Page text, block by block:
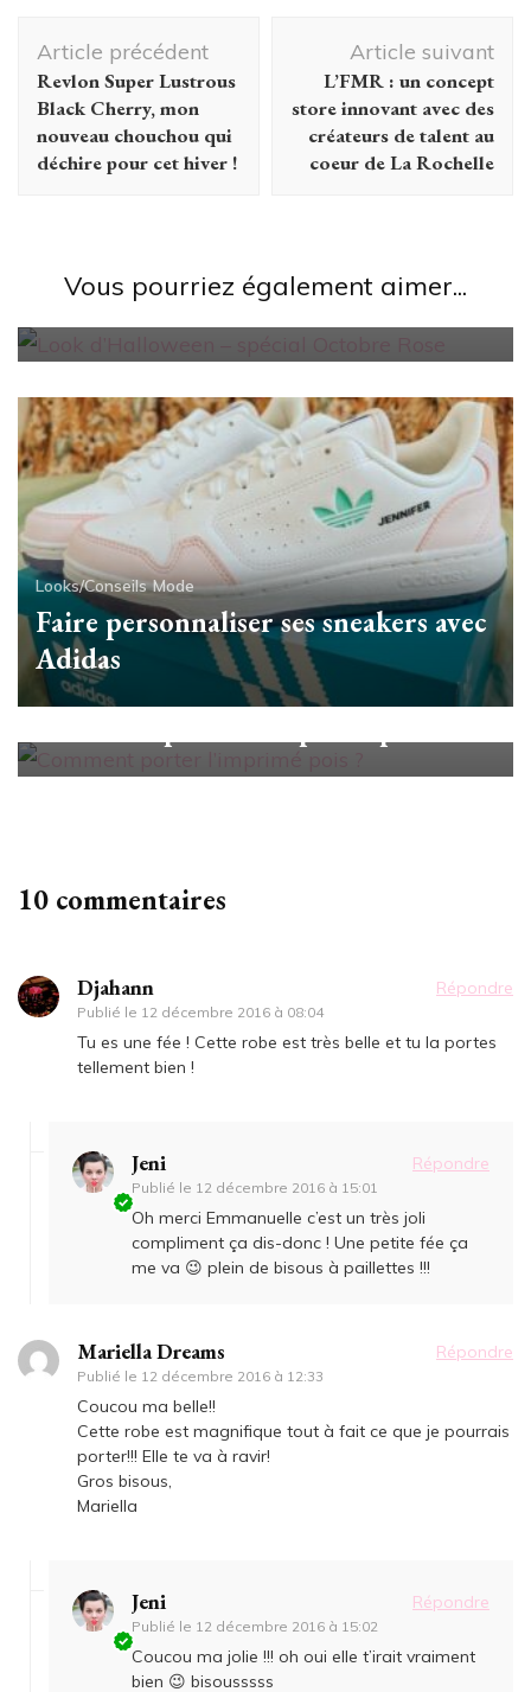
Navigation
d'article
Article précédent
Revlon Super Lustrous
Black Cherry, mon
nouveau chouchou qui
déchire pour cet hiver !
Article suivant
L’FMR : un concept
store innovant avec des
créateurs de talent au
coeur de La Rochelle
Vous pourriez également aimer...
Look d’Halloween – spécial Octobre
Looks/Conseils Mode
Faire personnaliser ses sneakers avec
Adidas
Looks/Conseils
10 commentaires
Djahann
Publié le 12 décembre 2016 à 08:04
Répondre
Tu es une fée ! Cette robe est très belle et tu la portes
tellement bien !
Jeni
Publié le 12 décembre 2016 à 15:01
Répondre
Oh merci Emmanuelle c’est un très joli
compliment ça dis-donc ! Une petite fée ça
me va 😉 plein de bisous à paillettes !!!
Mariella Dreams
Publié le 12 décembre 2016 à 12:33
Répondre
Coucou ma belle!!
Cette robe est magnifique tout à fait ce que je pourrais
porter!!! Elle te va à ravir!
Gros bisous,
Mariella
Jeni
Publié le 12 décembre 2016 à 15:02
Répondre
Coucou ma jolie !!! oh oui elle t’irait vraiment
bien 😉 bisousssss